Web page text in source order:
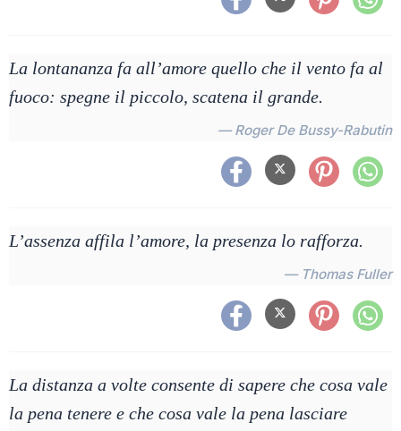
La lontananza fa all’amore quello che il vento fa al
fuoco: spegne il piccolo, scatena il grande.
— Roger De Bussy-Rabutin
L’assenza affila l’amore, la presenza lo rafforza.
— Thomas Fuller
La distanza a volte consente di sapere che cosa vale
la pena tenere e che cosa vale la pena lasciare